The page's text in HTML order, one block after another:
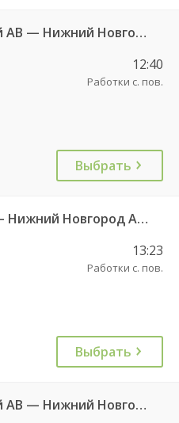
Чебоксары Центральный АВ — Нижний Новгород АС Канавинская 501
12:40
Работки с. пов.
Выбрать
Новочебоксарск г. ДКП — Нижний Новгород Автовокзал «ТПУ Канавинский» 7938
13:23
Работки с. пов.
Выбрать
Чебоксары Центральный АВ — Нижний Новгород АС Канавинская 501